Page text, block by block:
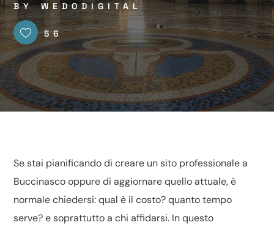
BYWEDODIGITAL
56
Se stai pianificando dicreare un sito professionale a
Buccinasco oppure di aggiornare quello attuale, è
normale chiedersi: qual è il costo? quanto tempo
serve? e soprattutto a chi affidarsi. In questo